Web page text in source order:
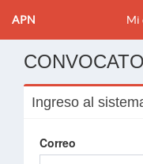
APN Mi
Ingreso al
Correo